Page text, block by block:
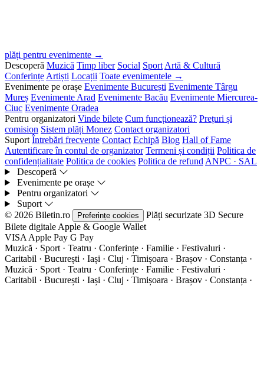
plăți pentru evenimente →
Descoperă Muzică Timp liber Social Sport Artă & Cultură
Conferințe Artiști Locații Toate evenimentele →
Evenimente pe orașe Evenimente București Evenimente Târgu
Mureș Evenimente Arad Evenimente Bacău Evenimente Miercurea-
Ciuc Evenimente Oradea
Pentru organizatori Vinde bilete Cum funcționează? Prețuri și
comision Sistem plăți Monez Contact organizatori
Suport Întrebări frecvente Contact Echipă Blog Hall of Fame
Autentificare în contul de organizator Termeni și condiții Politica de
confidențialitate Politica de cookies Politica de refund ANPC · SAL
Descoperă
Evenimente pe orașe
Pentru organizatori
Suport
© 2026 Biletin.ro
Preferințe cookies Plăți securizate 3D Secure
Bilete digitale Apple & Google Wallet
VISA Apple Pay G Pay
Muzică · Sport · Teatru · Conferințe · Familie · Festivaluri ·
Caritabil · București · Iași · Cluj · Timișoara · Brașov · Constanța ·
Muzică · Sport · Teatru · Conferințe · Familie · Festivaluri ·
Caritabil · București · Iași · Cluj · Timișoara · Brașov · Constanța ·